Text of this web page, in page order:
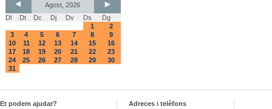
Agost, 2026
Dl
Dt Dc Dj Dv Ds
Dg
1
2
3
4 5 6 7 8
9
10
11 12 13 14 15
16
17
18 19 20 21 22
23
24
25 26 27 28 29
30
31
Et podem ajudar?
Adreces i telèfons